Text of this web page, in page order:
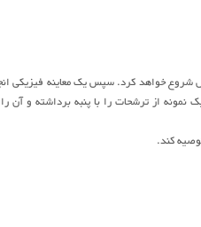
خواهد کرد. سپس یک معاینه فیزیکی
از ترشحات را با پنبه برداشته و آن
کند.